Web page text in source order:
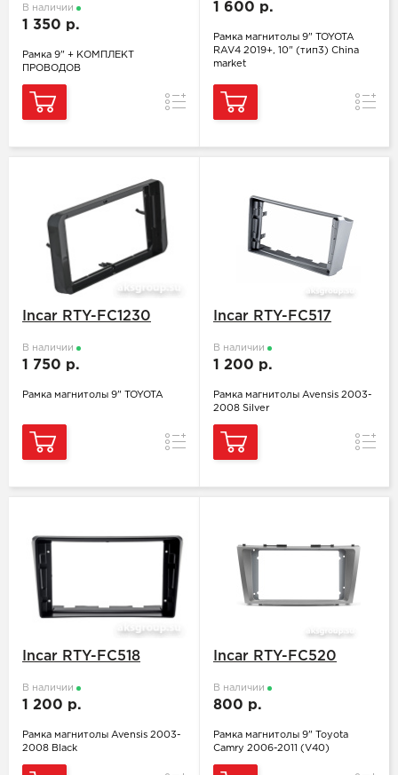
В наличии
1 350 р.
Рамка 9" + КОМПЛЕКТ
ПРОВОДОВ
Сравнение
1 600 р.
Рамка магнитолы 9" TOYOTA
RAV4 2019+, 10" (тип3) China
market
Incar RTY-FC1230
В наличии
1 750 р.
Рамка магнитолы 9" TOYOTA
Сравнение
Incar RTY-FC517
В наличии
1 200 р.
Рамка магнитолы Avensis 2003-
2008 Silver
Incar RTY-FC518
В наличии
1 200 р.
Рамка магнитолы Avensis 2003-
2008 Black
Incar RTY-FC520
В наличии
800 р.
Рамка магнитолы 9" Toyota
Camry 2006-2011 (V40)